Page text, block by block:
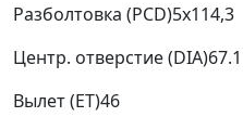
Разболтовка (PCD)5x114,3
Центр. отверстие (DIA)67.1
Вылет (ET)46